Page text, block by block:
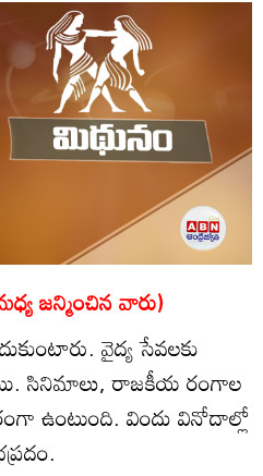
జన్మించిన వారు)
వైద్య సేవలకు
సినిమాలు, రాజకీయ రంగాల
ఉంటుంది. విందు వినోదాల్లో